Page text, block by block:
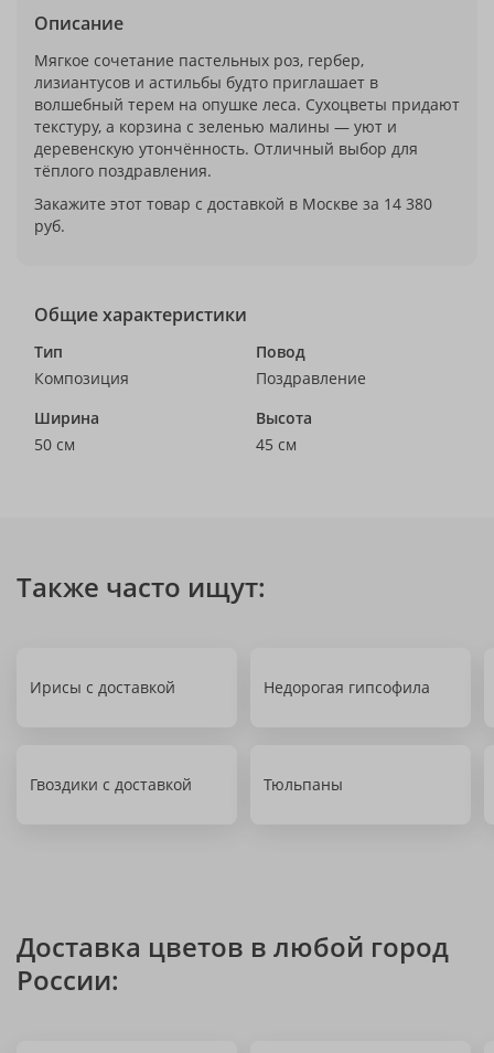
Описание
Мягкое сочетание пастельных роз, гербер,
лизиантусов и астильбы будто приглашает в
волшебный терем на опушке леса. Сухоцветы придают
текстуру, а корзина с зеленью малины — уют и
деревенскую утончённость. Отличный выбор для
тёплого поздравления.
Закажите этот товар с доставкой в Москве за 14 380
руб.
Общие характеристики
Тип
Композиция
Повод
Поздравление
Ширина
50 см
Высота
45 см
Также часто ищут:
Ирисы с доставкой Недорогая гипсофила
Гвоздики с доставкой Тюльпаны
Доставка цветов в любой город
России: